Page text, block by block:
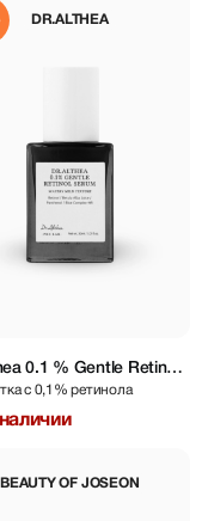
DR.ALTHEA
0.1 % Gentle Retinol
ml
с 0,1% ретинола
BEAUTY OF JOSEON